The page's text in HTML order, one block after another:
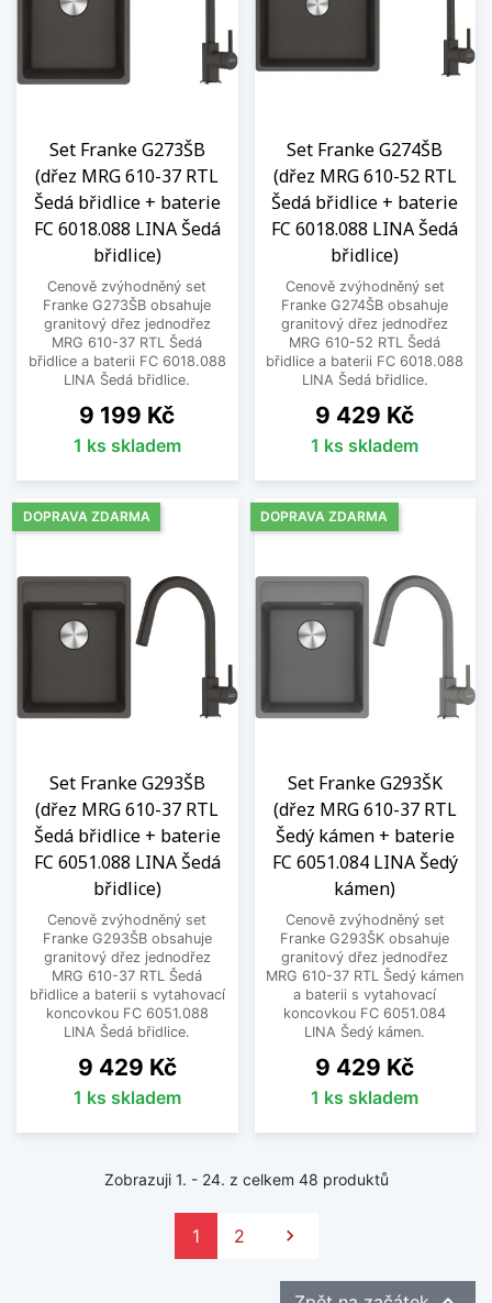
Set Franke G273ŠB
(dřez MRG 610-37 RTL
Šedá břidlice + baterie
FC 6018.088 LINA Šedá
břidlice)
Cenově zvýhodněný set
Franke G273ŠB obsahuje
granitový dřez jednodřez
MRG 610-37 RTL Šedá
břidlice a baterii FC 6018.088
LINA Šedá břidlice.
Cena
9 199 Kč
1 ks skladem
Set Franke G274ŠB
(dřez MRG 610-52 RTL
Šedá břidlice + baterie
FC 6018.088 LINA Šedá
břidlice)
Cenově zvýhodněný set
Franke G274ŠB obsahuje
granitový dřez jednodřez
MRG 610-52 RTL Šedá
břidlice a baterii FC 6018.088
LINA Šedá břidlice.
Cena
9 429 Kč
1 ks skladem
Set Franke G293ŠB
(dřez MRG 610-37 RTL
Šedá břidlice + baterie
FC 6051.088 LINA Šedá
břidlice)
Cenově zvýhodněný set
Franke G293ŠB obsahuje
granitový dřez jednodřez
MRG 610-37 RTL Šedá
břidlice a baterii s vytahovací
koncovkou FC 6051.088
LINA Šedá břidlice.
Cena
9 429 Kč
1 ks skladem
DOPRAVA ZDARMA
Set Franke G293ŠK
(dřez MRG 610-37 RTL
Šedý kámen + baterie
FC 6051.084 LINA Šedý
kámen)
Cenově zvýhodněný set
Franke G293ŠK obsahuje
granitový dřez jednodřez
MRG 610-37 RTL Šedý kámen
a baterii s vytahovací
koncovkou FC 6051.084
LINA Šedý kámen.
Cena
9 429 Kč
1 ks skladem
DOPRAVA ZDARMA
Zobrazuji 1. - 24. z celkem 48 produktů
1 2 Další
